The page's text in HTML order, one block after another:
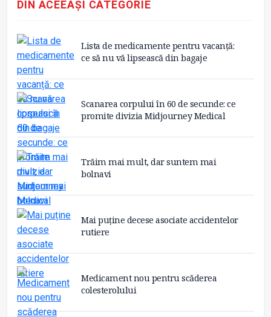
DIN ACEEAȘI CATEGORIE
Lista de medicamente pentru vacanță:
ce să nu vă lipsească din bagaje
Scanarea corpului în 60 de secunde: ce
promite divizia Midjourney Medical
Trăim mai mult, dar suntem mai
bolnavi
Mai puține decese asociate accidentelor
rutiere
Medicament nou pentru scăderea
colesterolului